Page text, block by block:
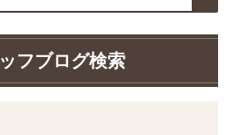
フブログ検索